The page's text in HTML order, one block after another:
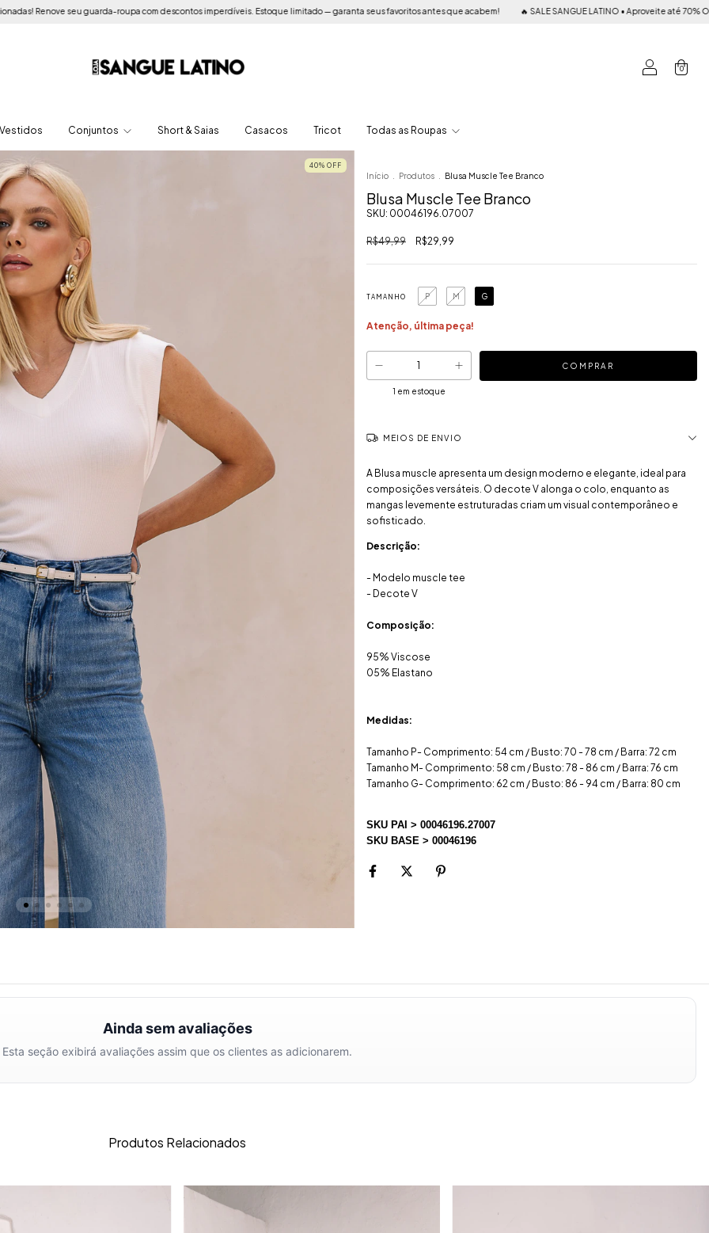
seu guarda-roupa com descontos imperdíveis. Estoque limitado — garanta seus favoritos antes que acabem! 🔥 SALE SANGUE LATINO • Aproveite até 70% OFF em
0
Vestidos Conjuntos Short & Saias Casacos Tricot Todas as Roupas
40% OFF
Início Produtos Blusa Muscle Tee Branco
Blusa Muscle Tee Branco
SKU: 00046196.07007
R$49,99 R$29,99
TAMANHO P M G
Atenção, última peça!
1 em estoque
MEIOS DE ENVIO
A Blusa muscle apresenta um design moderno e elegante, ideal para
composições versáteis. O decote V alonga o colo, enquanto as
mangas levemente estruturadas criam um visual contemporâneo e
sofisticado.
Descrição:
- Modelo muscle tee
- Decote V
Composição:
95% Viscose
05% Elastano
Medidas:
Tamanho P- Comprimento: 54 cm / Busto: 70 - 78 cm / Barra: 72 cm
Tamanho M- Comprimento: 58 cm / Busto: 78 - 86 cm / Barra: 76 cm
Tamanho G- Comprimento: 62 cm / Busto: 86 - 94 cm / Barra: 80 cm
SKU PAI > 00046196.27007
SKU BASE > 00046196
Produtos Relacionados